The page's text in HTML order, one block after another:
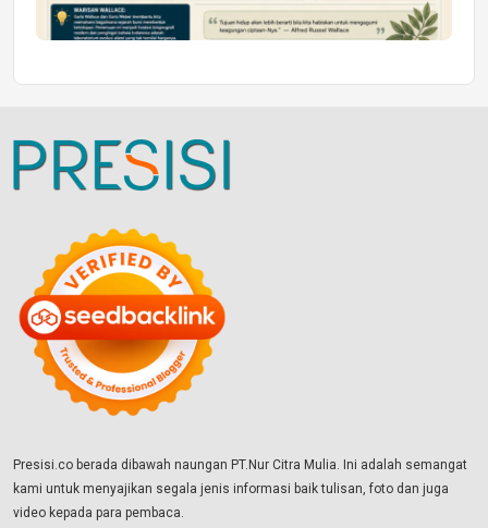
Presisi.co berada dibawah naungan PT.Nur Citra Mulia. Ini adalah semangat
kami untuk menyajikan segala jenis informasi baik tulisan, foto dan juga
video kepada para pembaca.